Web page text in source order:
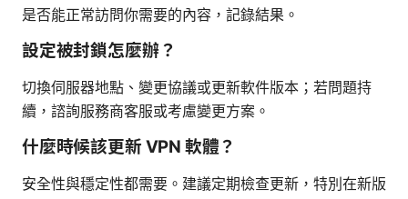
是否能正常訪問你需要的內容，記錄結果。
設定被封鎖怎麼辦？
切換伺服器地點、變更協議或更新軟件版本；若問題持
續，諮詢服務商客服或考慮變更方案。
什麼時候該更新 VPN 軟體？
安全性與穩定性都需要。建議定期檢查更新，特別在新版